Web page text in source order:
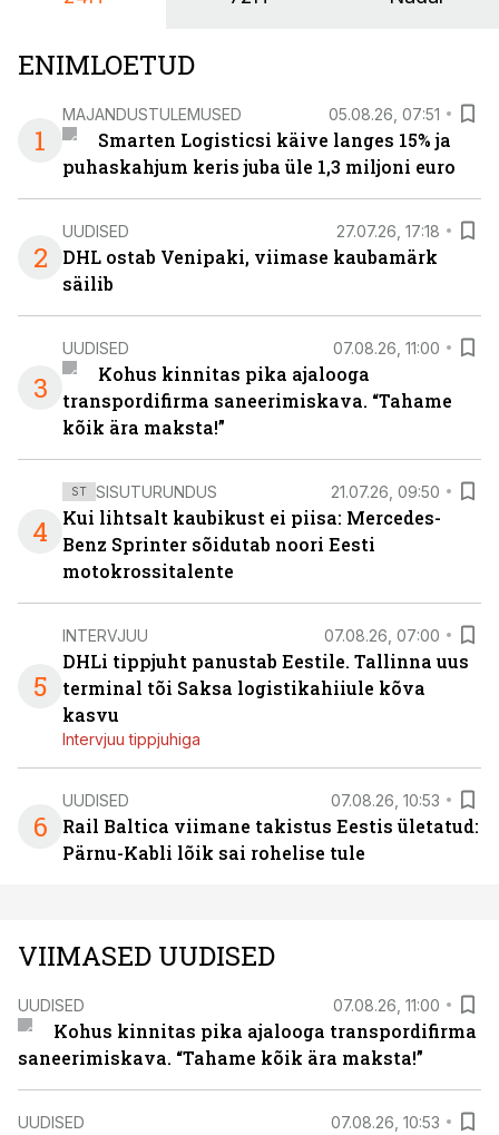
ENIMLOETUD
1
MAJANDUSTULEMUSED 05.08.26, 07:51
Smarten Logisticsi käive langes 15% ja
puhaskahjum keris juba üle 1,3 miljoni euro
2
UUDISED 27.07.26, 17:18
DHL ostab Venipaki, viimase kaubamärk
säilib
3
UUDISED 07.08.26, 11:00
Kohus kinnitas pika ajalooga
transpordifirma saneerimiskava. “Tahame
kõik ära maksta!”
4
ST SISUTURUNDUS 21.07.26, 09:50
Kui lihtsalt kaubikust ei piisa: Mercedes-
Benz Sprinter sõidutab noori Eesti
motokrossitalente
5
INTERVJUU 07.08.26, 07:00
DHLi tippjuht panustab Eestile. Tallinna uus
terminal tõi Saksa logistikahiiule kõva
kasvu
Intervjuu tippjuhiga
6
UUDISED 07.08.26, 10:53
Rail Baltica viimane takistus Eestis ületatud:
Pärnu-Kabli lõik sai rohelise tule
VIIMASED UUDISED
UUDISED 07.08.26, 11:00
Kohus kinnitas pika ajalooga transpordifirma
saneerimiskava. “Tahame kõik ära maksta!”
UUDISED 07.08.26, 10:53